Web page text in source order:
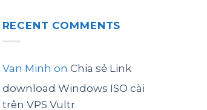
RECENT COMMENTS
Van Minh on Chia sẻ Link
download Windows ISO cài
trên VPS Vultr